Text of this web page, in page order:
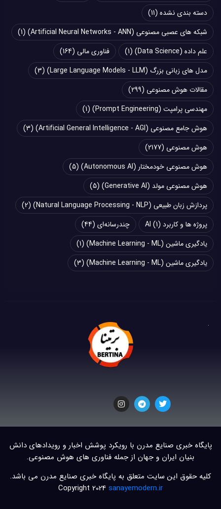
دسته بندی نشده (11)
شبکه های عصبی مصنوعی (Artificial Neural Networks - ANN)
(1)
علم داده (Data Science)
(1) فناوری مالی (164)
مدل های زبانی بزرگ (Large Language Models - LLM)
(3)
مقالات هوش مصنوعی (299)
مهندسی پرامپت (Prompt Engineering)
(1)
هوش جامع مصنوعی (Artificial General Intelligence - AGI)
(3)
هوش مصنوعی (2177)
هوش مصنوعی خودمختار (Autonomous AI)
(5)
هوش مصنوعی مولد (Generative AI)
(5)
پردازش زبان طبیعی (Natural Language Processing - NLP)
(2)
پروژه ها و کاربرد AI (1) چند‌‌رسانه‌ای (44)
یادگیری ماشین (Machine Learning - ML)
(1)
یادگیری ماشین (Machine Learning - ML)
(3)
پایگاه خبری صنایع مدرن با رویکرد پوشش اخبار و رویدادهای دانش
بنیان ایران و جهان از جمله فناوری های هوش مصنوعی.
کلیه حقوق این سایت متعلق به پایگاه خبری صنایع مدرن می باشد.
Copyright 2024 sanayemodern.ir